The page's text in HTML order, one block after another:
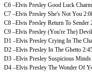
C6 –Elvis Presley Good Luck Charm
C7 –Elvis Presley She's Not You
C8 –Elvis Presley Return To Sender
C9 –Elvis Presley (You're The)
D1 –Elvis Presley Crying In The
D2 –Elvis Presley In The Ghetto
D3 –Elvis Presley Suspicious Minds
D4 –Elvis Presley The Wonder Of